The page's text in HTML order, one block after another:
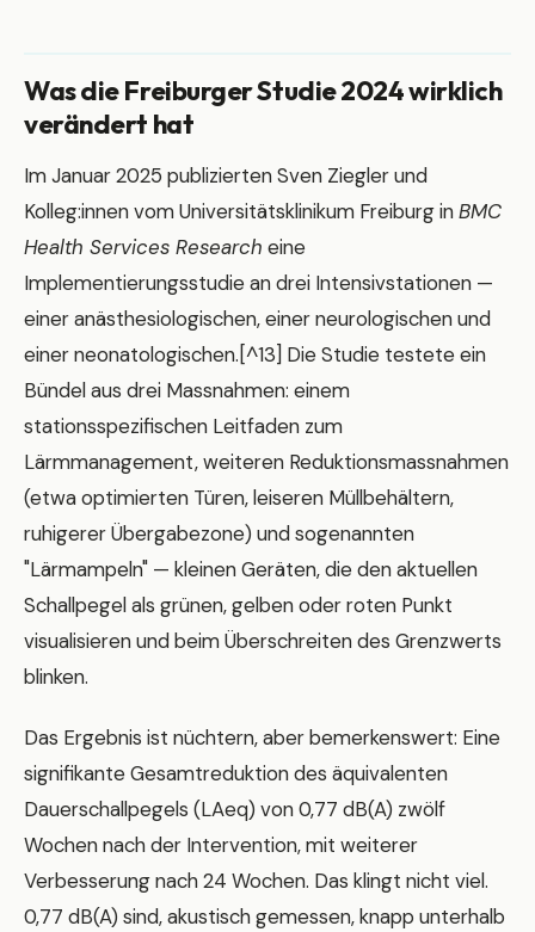
Was die Freiburger Studie 2024 wirklich
verändert hat
Im Januar 2025 publizierten Sven Ziegler und
Kolleg:innen vom Universitätsklinikum Freiburg inBMC
Health Services Research eine
Implementierungsstudie an drei Intensivstationen —
einer anästhesiologischen, einer neurologischen und
einer neonatologischen.[^13] Die Studie testete ein
Bündel aus drei Massnahmen: einem
stationsspezifischen Leitfaden zum
Lärmmanagement, weiteren Reduktionsmassnahmen
(etwa optimierten Türen, leiseren Müllbehältern,
ruhigerer Übergabezone) und sogenannten
"Lärmampeln" — kleinen Geräten, die den aktuellen
Schallpegel als grünen, gelben oder roten Punkt
visualisieren und beim Überschreiten des Grenzwerts
blinken.
Das Ergebnis ist nüchtern, aber bemerkenswert: Eine
signifikante Gesamtreduktion des äquivalenten
Dauerschallpegels (LAeq) von 0,77 dB(A) zwölf
Wochen nach der Intervention, mit weiterer
Verbesserung nach 24 Wochen. Das klingt nicht viel.
0,77 dB(A) sind, akustisch gemessen, knapp unterhalb